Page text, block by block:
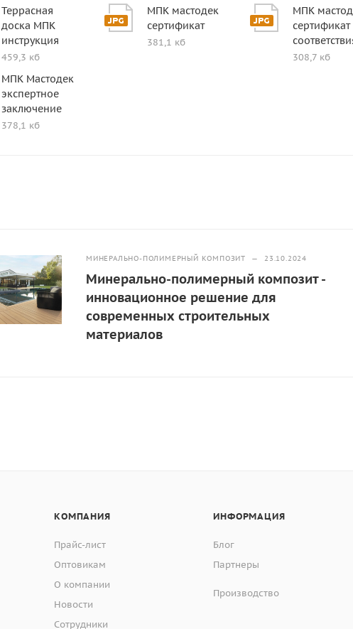
Террасная
доска МПК
инструкция
459,3 кб
МПК мастодек
сертификат
381,1 кб
МПК
сертификат
308,7 кб
МПК Мастодек
экспертное
заключение
378,1 кб
МИНЕРАЛЬНО-ПОЛИМЕРНЫЙ КОМПОЗИТ — 23.10.2024
Минерально-полимерный композит -
инновационное решение для
современных строительных
материалов
КОМПАНИЯ
Прайс-лист
Оптовикам
О компании
Новости
Сотрудники
ИНФОРМАЦИЯ
Блог
Партнеры
Производство